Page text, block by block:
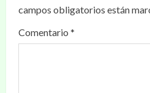
campos obligatorios están
Comentario *